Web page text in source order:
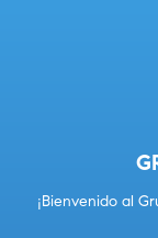
¡Bienvenido al